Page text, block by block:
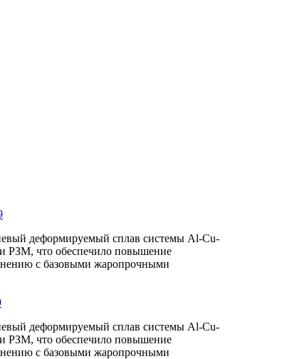
машиностроения, работающие длительно при
200 °С) во всеклиматических условиях с
деформируемый сплав системы Al-Cu-
РЗМ, что обеспечило повышение
с базовыми жаропрочными
деформируемый сплав системы Al-Cu-
РЗМ, что обеспечило повышение
с базовыми жаропрочными